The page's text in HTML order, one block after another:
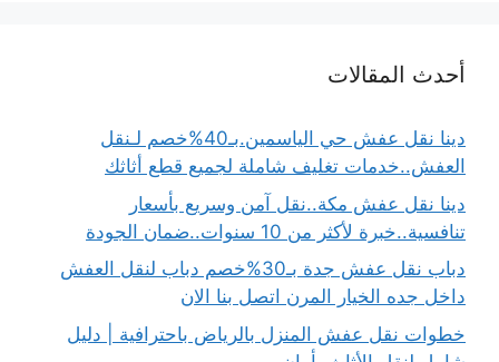
أحدث المقالات
دينا نقل عفش حي الياسمين.بـ40%خصم لـنقل
العفش..خدمات تغليف شاملة لجميع قطع أثاثك
دينا نقل عفش مكة..نقل آمن وسريع بأسعار
تنافسية..خبرة لأكثر من 10 سنوات..ضمان الجودة
دباب نقل عفش جدة بـ30%خصم دباب لنقل العفش
داخل جده الخيار المرن اتصل بنا الان
خطوات نقل عفش المنزل بالرياض باحترافية | دليل